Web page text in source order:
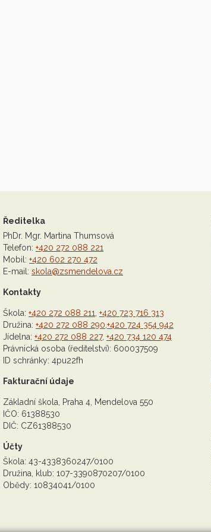
Ředitelka
PhDr. Mgr. Martina Thumsová
Telefon: +420 272 088 221
Mobil: +420 602 270 472
E-mail: skola@zsmendelova.cz
Kontakty
Škola: +420 272 088 211 +420 723 716 313
Družina: +420 272 088 290 +420 724 354 942
Jídelna: +420 272 088 227, +420 734 120 474
Právnická osoba (ředitelství): 600037509
ID schránky: 4pu22fh
Fakturační údaje
Základní škola, Praha 4, Mendelova 550
IČO: 61388530
DIČ: CZ61388530
Účty
Škola: 43-4338360247/0100
Družina, klub: 107-3390870207/0100
Obědy: 10834041/0100